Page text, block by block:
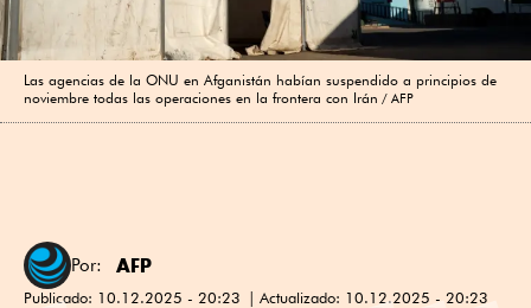
Las agencias de la ONU en Afganistán habían suspendido a principios de
noviembre todas las operaciones en la frontera con Irán
AFP
Por: AFP
Publicado: 10.12.2025 - 20:23 Actualizado: 10.12.2025 - 20:23